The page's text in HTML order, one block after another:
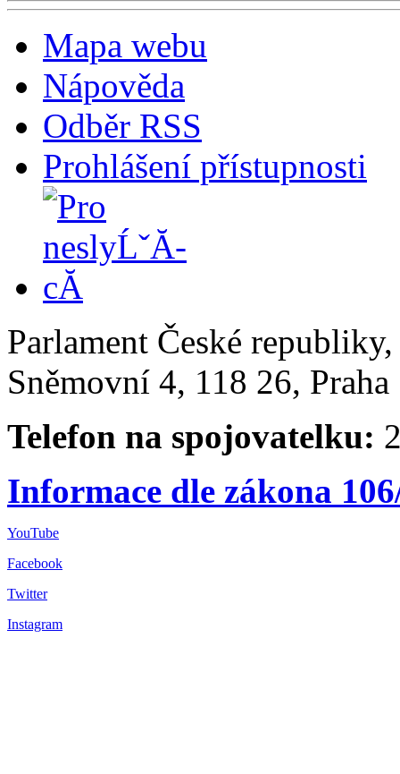
Mapa webu
Nápověda
Odběr RSS
Prohlášení přístupnosti
Parlament České
Sněmovní 4, 118 26,
Telefon na spojovatelku:
Informace dle zákona
YouTube
Facebook
Twitter
Instagram